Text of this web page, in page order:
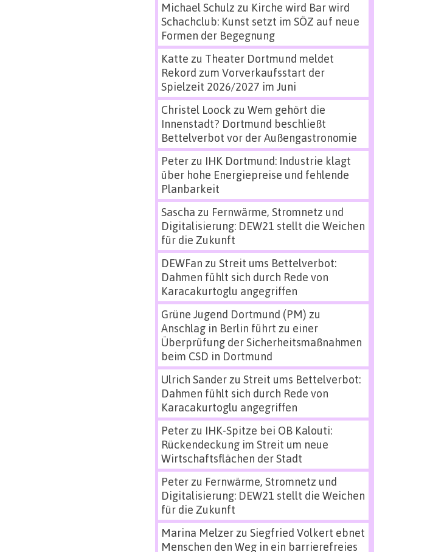
Michael Schulz zu Kirche wird Bar wird
Schachclub: Kunst setzt im SÖZ auf neue
Formen der Begegnung
Katte zu Theater Dortmund meldet
Rekord zum Vorverkaufsstart der
Spielzeit 2026/2027 im Juni
Christel Loock zu Wem gehört die
Innenstadt? Dortmund beschließt
Bettelverbot vor der Außengastronomie
Peterzu IHK Dortmund: Industrie klagt
über hohe Energiepreise und fehlende
Planbarkeit
Sascha zu Fernwärme, Stromnetz und
Digitalisierung: DEW21 stellt die Weichen
für die Zukunft
DEWFan zu Streit ums Bettelverbot:
Dahmen fühlt sich durch Rede von
Karacakurtoglu angegriffen
Grüne Jugend Dortmund (PM) zu
Anschlag in Berlin führt zu einer
Überprüfung der Sicherheitsmaßnahmen
beim CSD in Dortmund
Ulrich Sanderzu Streit ums Bettelverbot:
Dahmen fühlt sich durch Rede von
Karacakurtoglu angegriffen
Peterzu IHK-Spitze bei OB Kalouti:
Rückendeckung im Streit um neue
Wirtschaftsflächen der Stadt
Peterzu Fernwärme, Stromnetz und
Digitalisierung: DEW21 stellt die Weichen
für die Zukunft
Marina Melzerzu Siegfried Volkert ebnet
Menschen den Weg in ein barrierefreies